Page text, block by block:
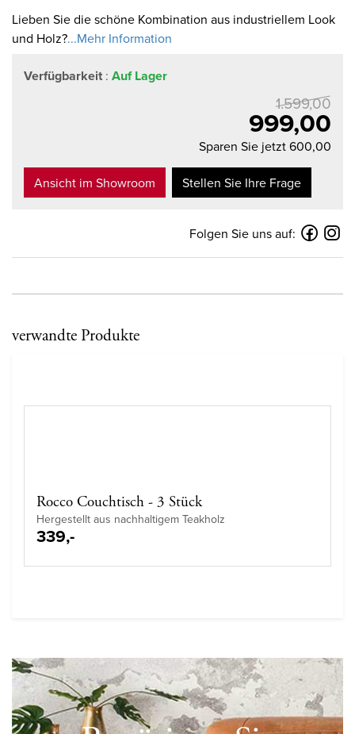
Lieben Sie die schöne Kombination aus industriellem Look
und Holz?...Mehr Information
Verfügbarkeit : Auf Lager
1.599,00
999,00
Sparen Sie jetzt 600,00
Ansicht im Showroom Stellen Sie Ihre Frage
Folgen Sie uns auf:
verwandte Produkte
Rocco Couchtisch - 3 Stück
Hergestellt aus nachhaltigem Teakholz
339,-